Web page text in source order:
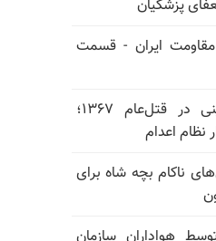
پزشکیان
ایران - قسمت
نقش مستقیم خمینی در قتل‌عام ۱۳۶۷؛
نظام اعدام
ناکام بچه شاه برای